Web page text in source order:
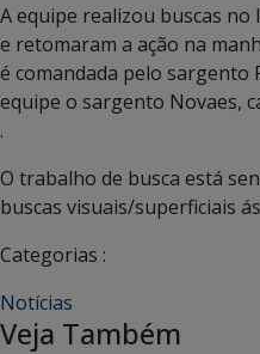
A equipe realizou buscas
e retomaram a ação na
é comandada pelo sargento
equipe o sargento Novaes,
.
O trabalho de busca está
buscas visuais/superficiais
Categorias :
Notícias
Veja Também